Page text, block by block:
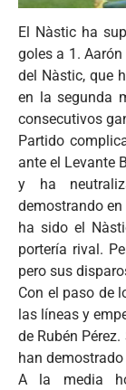
El Nàstic ha
goles a 1.Aarón
del Nàstic,que
en lasegunda
consecutivos
Partido
ante el Levante
y ha
demostrando
ha sidoel
portería rival.
pero sus
Con el paso de
las líneas y
de Rubén
han
A la media